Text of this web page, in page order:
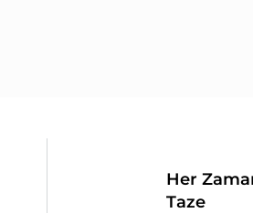
Her
Taze